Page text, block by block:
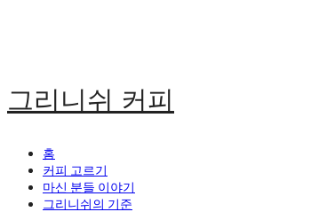
그리니쉬 커피
홈
커피 고르기
마신 분들 이야기
그리니쉬의 기준